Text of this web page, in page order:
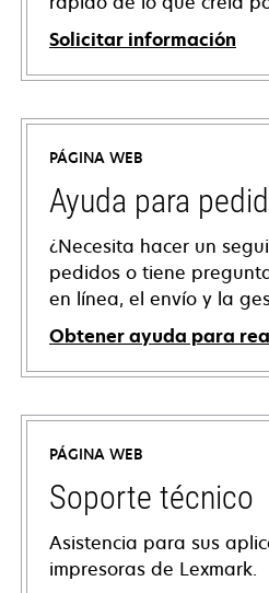
Solicitar información
PÁGINA WEB
Ayuda para
¿Necesita hacer un
pedidos o tiene
en línea, el envío y la
Obtener ayuda para
PÁGINA WEB
Soporte técnico
Asistencia para sus
impresoras de Lexmark.